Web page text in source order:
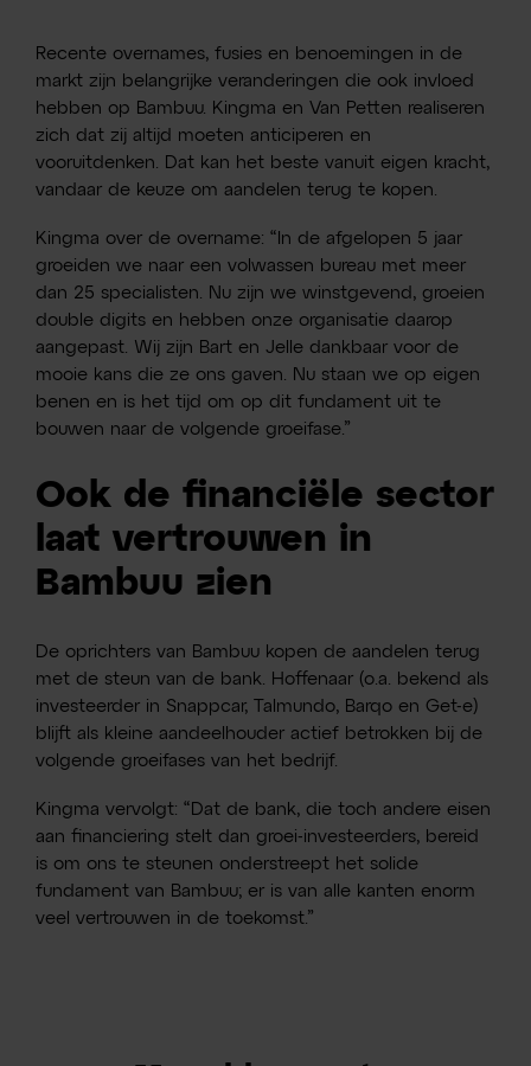
Recente overnames, fusies en benoemingen in de
markt zijn belangrijke veranderingen die ook invloed
hebben op Bambuu. Kingma en Van Petten realiseren
zich dat zij altijd moeten anticiperen en
vooruitdenken. Dat kan het beste vanuit eigen kracht,
vandaar de keuze om aandelen terug te kopen.
Kingma over de overname: “In de afgelopen 5 jaar
groeiden we naar een volwassen bureau met meer
dan 25 specialisten. Nu zijn we winstgevend, groeien
double digits en hebben onze organisatie daarop
aangepast. Wij zijn Bart en Jelle dankbaar voor de
mooie kans die ze ons gaven. Nu staan we op eigen
benen en is het tijd om op dit fundament uit te
bouwen naar de volgende groeifase.”
Ook de financiële sector
laat vertrouwen in
Bambuu zien
De oprichters van Bambuu kopen de aandelen terug
met de steun van de bank. Hoffenaar (o.a. bekend als
investeerder in Snappcar, Talmundo, Barqo en Get-e)
blijft als kleine aandeelhouder actief betrokken bij de
volgende groeifases van het bedrijf.
Kingma vervolgt: “Dat de bank, die toch andere eisen
aan financiering stelt dan groei-investeerders, bereid
is om ons te steunen onderstreept het solide
fundament van Bambuu; er is van alle kanten enorm
veel vertrouwen in de toekomst.”